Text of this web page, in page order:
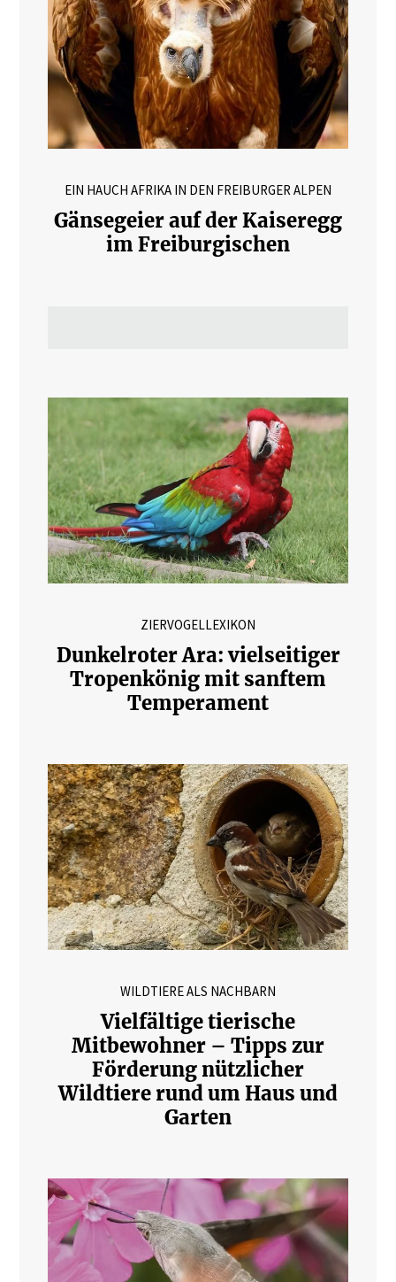
EIN HAUCH AFRIKA IN DEN FREIBURGER ALPEN
Gänsegeier auf der Kaiseregg
im Freiburgischen
ZIERVOGELLEXIKON
Dunkelroter Ara: vielseitiger
Tropenkönig mit sanftem
Temperament
WILDTIERE ALS NACHBARN
Vielfältige tierische
Mitbewohner – Tipps zur
Förderung nützlicher
Wildtiere rund um Haus und
Garten